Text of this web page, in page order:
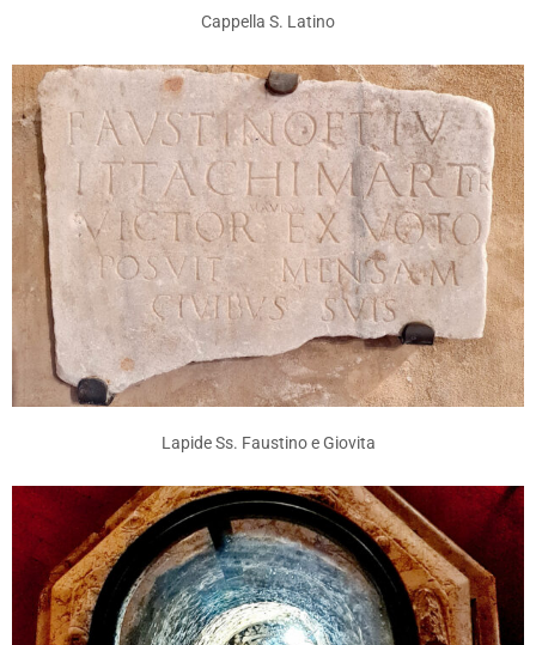
Cappella S. Latino
Lapide Ss. Faustino e Giovita